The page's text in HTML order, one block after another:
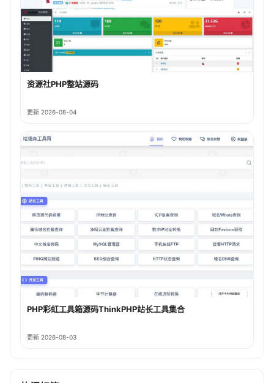
资源社PHP整站源码
更新 2026-08-04
PHP彩虹工具箱源码ThinkPHP站长工具集合
更新 2026-08-03